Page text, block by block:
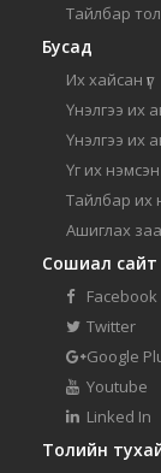
Тайлбар
Бусад
Их хайсан үг
Үнэлгээ их
Үнэлгээ их
Үг их
Тайлбар их
Ашиглах
Сошиал сайт
Facebook
Twitter
Google
Youtube
Linked In
Толийн